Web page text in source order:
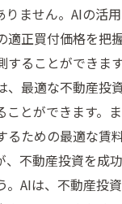
りません。AIの活
適正買付価格を把
ることができま
、最適な不動産投
ことができます。
るための最適な賃
、不動産投資を成
。AIは、不動産投